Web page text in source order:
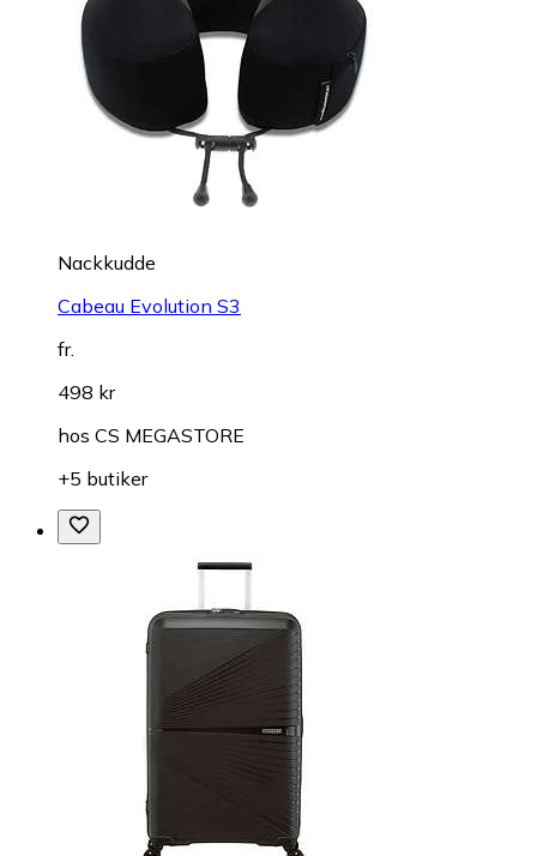
Nackkudde
Cabeau Evolution S3
fr.
498 kr
hos CS MEGASTORE
+5 butiker